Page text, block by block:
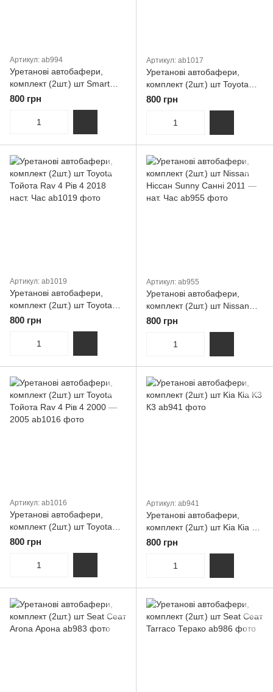
Артикул: ab994
Уретанові автобафери,
комплект (2шт.) шт Smart
Смарт Forfour
800 грн
Артикул: ab1017
Уретанові автобафери,
комплект (2шт.) шт Toyota
Тойота Rav 4 Рів 4 2005 —
800 грн
Артикул: ab1019
Уретанові автобафери,
комплект (2шт.) шт Toyota
Тойота Rav 4 Рів 4 2018
800 грн
Артикул: ab955
Уретанові автобафери,
комплект (2шт.) шт Nissan
Ніссан Sunny Санні 2011 —
800 грн
Артикул: ab1016
Уретанові автобафери,
комплект (2шт.) шт Toyota
Тойота Rav 4 Рів 4 2000 —
800 грн
Артикул: ab941
Уретанові автобафери,
комплект (2шт.) шт Kia Кіа K3
К3
800 грн